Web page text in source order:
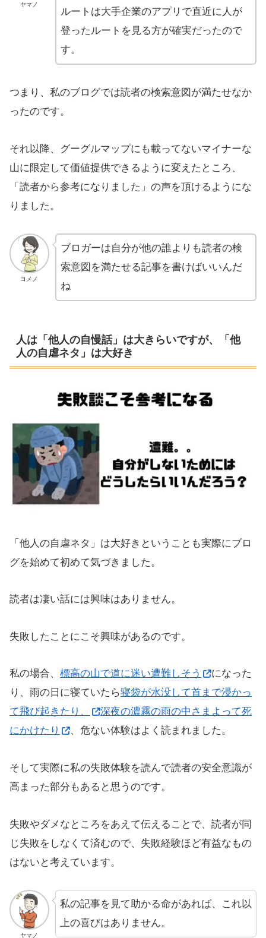
ヤマノ
ルートは大手企業のアプリで直近に人が
登ったルートを見る方が確実だったので
す。
つまり、私のブログでは読者の検索意図が満たせなか
ったのです。
それ以降、グーグルマップにも載ってないマイナーな
山に限定して価値提供できるように変えたところ、
「読者から参考になりました」の声を頂けるようにな
りました。
ヨメノ
ブロガーは自分が他の誰よりも読者の検
索意図を満たせる記事を書けばいいんだ
ね
人は「他人の自慢話」は大きらいですが、「他
人の自虐ネタ」は大好き
「他人の自虐ネタ」は大好きということも実際にブロ
グを始めて初めて気づきました。
読者は凄い話には興味はありません。
失敗したことにこそ興味があるのです。
私の場合、 標高の山で道に迷い遭難しそう
になった
り、雨の日に寝ていたら寝袋が水没して首まで浸かっ
て飛び起きたり、
深夜の濃霧の雨の中さまよって死
にかけたり
、危ない体験はよく読まれました。
そして実際に私の失敗体験を読んで読者の安全意識が
高まった部分もあると思うのです。
失敗やダメなところをあえて伝えることで、読者が同
じ失敗をしなくて済むので、失敗経験ほど有益なもの
はないと考えています。
ヤマノ
私の記事を見て助かる命があれば、これ以
上の喜びはありません。